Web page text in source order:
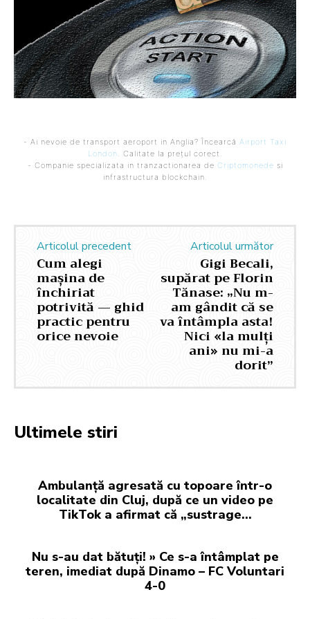
- Ai nevoie de transport aeroport in Anglia? Încearcă Airport Taxi
London. Calitate la prețul corect.
- Companie specializata in tranzactionarea de Criptomonede si
infrastructura blockchain.
Articolul precedent
Cum alegi
mașina de
închiriat
potrivită — ghid
practic pentru
orice nevoie
Articolul următor
Gigi Becali,
supărat pe Florin
Tănase: „Nu m-
am gândit că se
va întâmpla asta!
Nici «la mulți
ani» nu mi-a
dorit”
Ultimele stiri
Ambulanță agresată cu topoare într-o
localitate din Cluj, după ce un video pe
TikTok a afirmat că „sustrage…
Nu s-au dat bătuți! » Ce s-a întâmplat pe
teren, imediat după Dinamo – FC Voluntari
4-0